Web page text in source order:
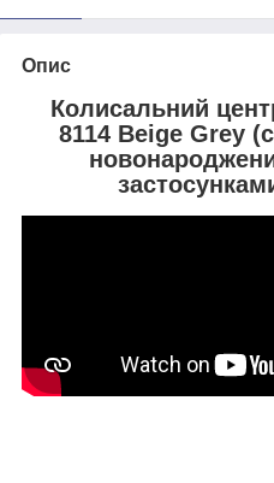
Опис
Колисальний
8114 Beige Grey